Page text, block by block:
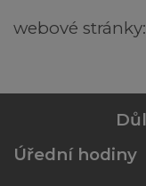
webové
Úřední hodiny